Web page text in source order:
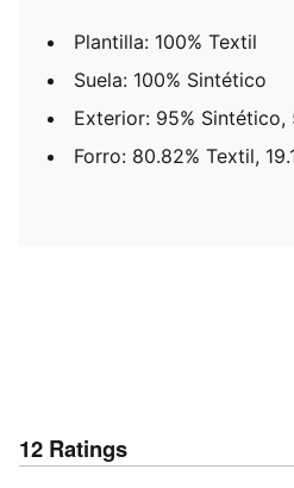
Plantilla: 100% Textil
Suela: 100% Sintético
Exterior: 95% Sintético,
Forro: 80.82% Textil,
12 Ratings